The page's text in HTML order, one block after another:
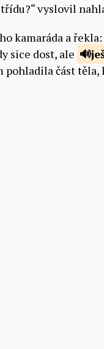
vyslovil
kamaráda a
sice dost, ale
pohladila část